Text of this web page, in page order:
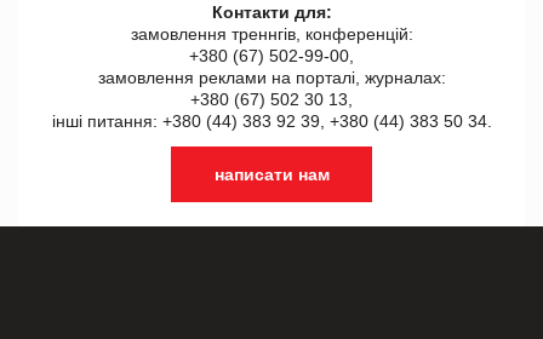
Контакти для:
замовлення треннгів, конференцій:
+380 (67) 502-99-00,
замовлення реклами на порталі, журналах:
+380 (67) 502 30 13,
інші питання: +380 (44) 383 92 39, +380 (44) 383 50 34.
написати нам